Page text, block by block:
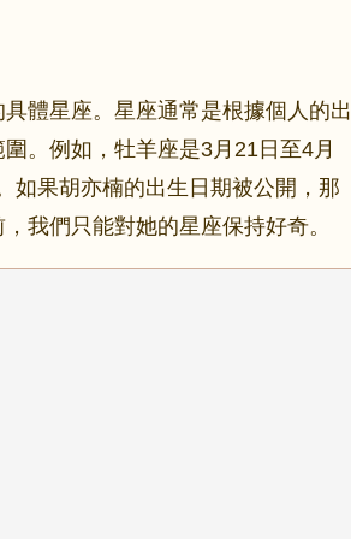
體星座。星座通常是根據個人的出
。例如，牡羊座是3月21日至4月
如果胡亦楠的出生日期被公開，那
我們只能對她的星座保持好奇。